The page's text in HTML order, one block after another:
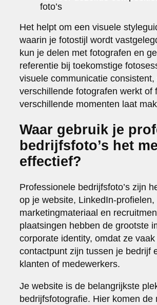
foto’s
Het helpt om een visuele
waarin je fotostijl wordt
kun je delen met fotografen en
referentie bij toekomstige
visuele communicatie
verschillende fotografen werkt of
verschillende momenten laat
Waar gebruik je
bedrijfsfoto’s het
effectief?
Professionele bedrijfsfoto’s zijn
op je website, LinkedIn-profielen,
marketingmateriaal en
plaatsingen hebben de grootste
corporate identity, omdat ze
contactpunt zijn tussen je bedrijf
klanten of medewerkers.
Je website is de belangrijkste
bedrijfsfotografie. Hier komen de